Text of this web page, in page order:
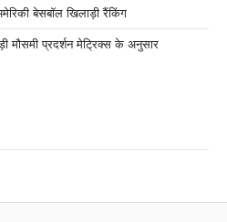
बेसबॉल खिलाड़ी रैंकिंग
मौसमी प्रदर्शन मेट्रिक्स के अनुसार